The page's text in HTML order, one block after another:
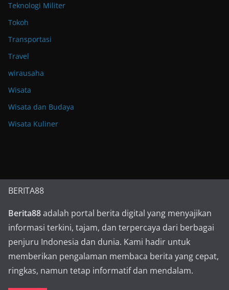
Teknologi Militer
Tokoh
Transportasi
Travel
wirausaha
Wisata
Wisata dan Budaya
Wisata Kuliner
BERITA88
Berita88adalah portal berita digital yang menyajikan
informasi terkini, tajam, dan terpercaya dari berbagai
penjuru Indonesia dan dunia. Kami hadir untuk
memberikan pengalaman membaca berita yang cepat,
ringkas, namun tetap informatif dan mendalam.